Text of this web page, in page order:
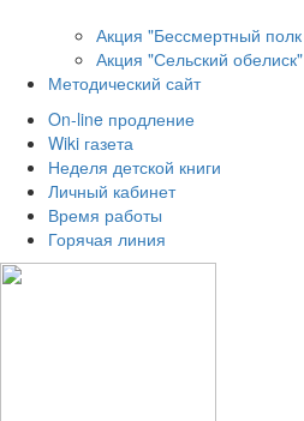
Акция "Бессмертный полк
Акция "Сельский обелиск"
Методический сайт
On-line продление
Wiki газета
Неделя детской книги
Личный кабинет
Время работы
Горячая линия